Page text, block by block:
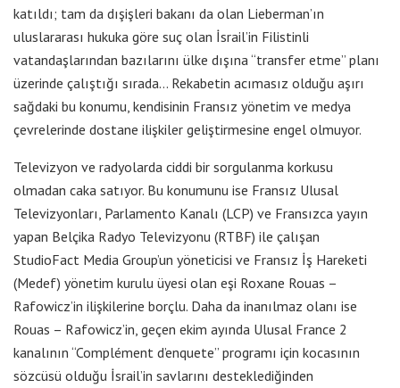
katıldı; tam da dışişleri bakanı da olan Lieberman’ın
uluslararası hukuka göre suç olan İsrail’in Filistinli
vatandaşlarından bazılarını ülke dışına “transfer etme” planı
üzerinde çalıştığı sırada… Rekabetin acımasız olduğu aşırı
sağdaki bu konumu, kendisinin Fransız yönetim ve medya
çevrelerinde dostane ilişkiler geliştirmesine engel olmuyor.
Televizyon ve radyolarda ciddi bir sorgulanma korkusu
olmadan caka satıyor. Bu konumunu ise Fransız Ulusal
Televizyonları, Parlamento Kanalı (LCP) ve Fransızca yayın
yapan Belçika Radyo Televizyonu (RTBF) ile çalışan
StudioFact Media Group’un yöneticisi ve Fransız İş Hareketi
(Medef) yönetim kurulu üyesi olan eşi Roxane Rouas –
Rafowicz’in ilişkilerine borçlu. Daha da inanılmaz olanı ise
Rouas – Rafowicz’in, geçen ekim ayında Ulusal France 2
kanalının “Complément d’enquete” programı için kocasının
sözcüsü olduğu İsrail’in savlarını desteklediğinden